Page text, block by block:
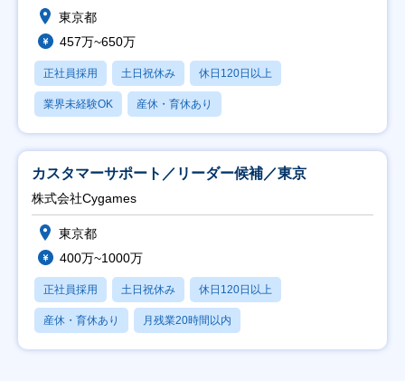
東京都
457万~650万
正社員採用 土日祝休み 休日120日以上
業界未経験OK 産休・育休あり
カスタマーサポート／リーダー候補／東京
株式会社Cygames
東京都
400万~1000万
正社員採用 土日祝休み 休日120日以上
産休・育休あり 月残業20時間以内